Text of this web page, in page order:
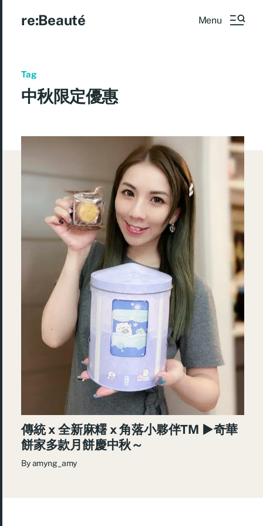
re:Beauté Menu
Tag
中秋限定優惠
傳統 x 全新麻糬 x 角落小夥伴TM ►奇華
餅家多款月餅慶中秋～
Byamyng_amy